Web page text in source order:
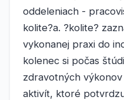
oddeleniach -
kolite?a. ?kolite?
vykonanej praxi do
kolenec si počas
zdravotných
aktivít, ktoré